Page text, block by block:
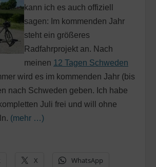
kann ich es auch offiziell
sagen: Im kommenden Jahr
steht ein größeres
Radfahrprojekt an. Nach
meinen 12 Tagen Schweden
wird es im kommenden Jahr (bis
nach Schweden geben. Ich habe
Juli frei und will ohne
(mehr …)
X WhatsApp